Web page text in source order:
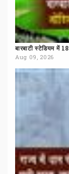
बारबाटी स्टेडियम में 18
Aug 09, 2026